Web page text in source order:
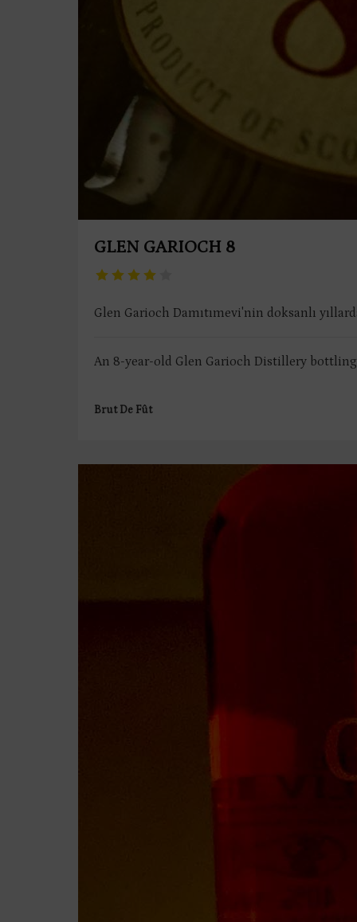
GLEN GARIOCH 8
Glen Garioch Damıtımevi'nin doksanlı
An 8-year-old Glen Garioch Distillery bottling
Brut De Fût